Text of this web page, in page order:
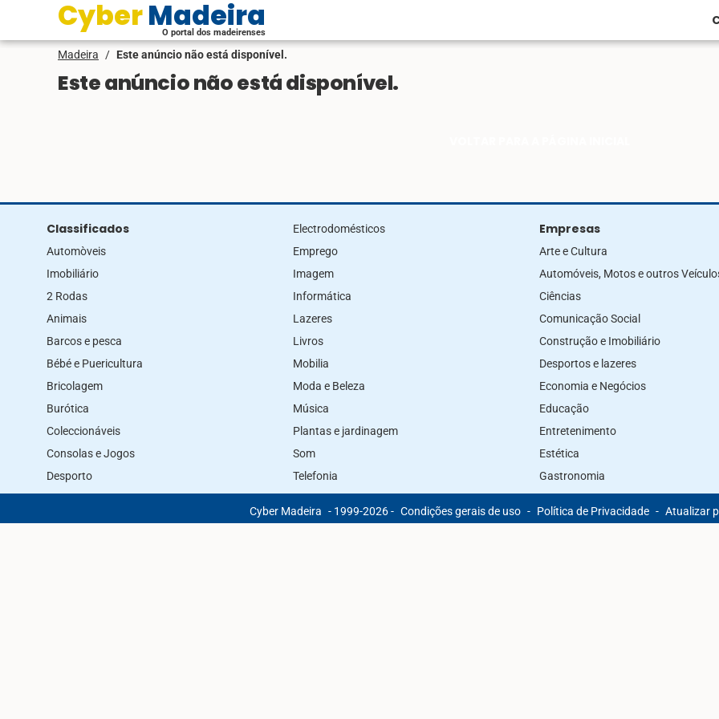
Cyber Madeira
O portal dos madeirenses
Madeira / Este anúncio não está disponível.
Este anúncio não está disponível.
Classificados
Automòveis
Imobiliário
2 Rodas
Animais
Barcos e pesca
Bébé e Puericultura
Bricolagem
Burótica
Coleccionáveis
Consolas e Jogos
Desporto
Electrodomésticos
Emprego
Imagem
Informática
Lazeres
Livros
Mobilia
Moda e Beleza
Música
Plantas e jardinagem
Som
Telefonia
Empresas
Arte e Cultura
Automóveis, Motos e outros
Ciências
Comunicação Social
Construção e Imobiliário
Desportos e lazeres
Economia e Negócios
Educação
Entretenimento
Estética
Gastronomia
Cyber Madeira - 1999-2026 - Condições gerais de uso - Política de Privacidade - Atualizar